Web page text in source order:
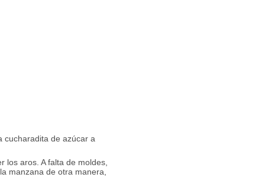
cucharadita de azúcar a
los aros. A falta de moldes,
manzana de otra manera,